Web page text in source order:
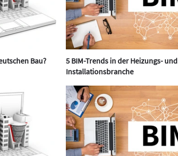
Bau?
5 BIM-Trends in der Heizungs- und
Installationsbranche